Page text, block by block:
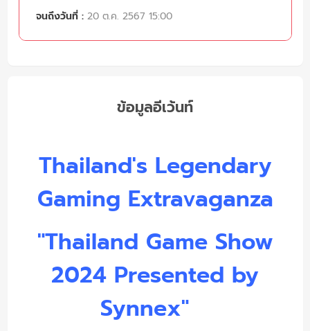
จนถึงวันที่ : 20 ต.ค. 2567 15:00
ข้อมูลอีเว้นท์
Thailand's Legendary
Gaming Extravaganza
"Thailand Game Show
2024 Presented by
Synnex"